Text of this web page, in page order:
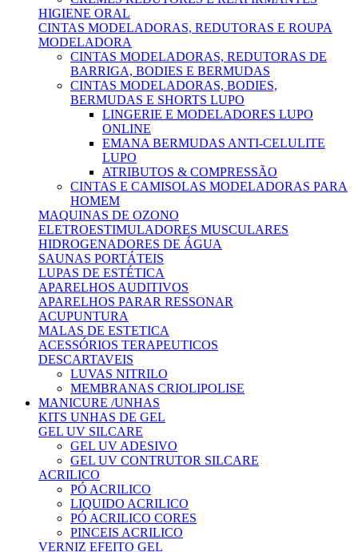
HIGIENE ORAL
CINTAS MODELADORAS, REDUTORAS E ROUPA
MODELADORA
CINTAS MODELADORAS, REDUTORAS DE
BARRIGA, BODIES E BERMUDAS
CINTAS MODELADORAS, BODIES,
BERMUDAS E SHORTS LUPO
LINGERIE E MODELADORES LUPO
ONLINE
EMANA BERMUDAS ANTI-CELULITE
LUPO
ATRIBUTOS & COMPRESSÃO
CINTAS E CAMISOLAS MODELADORAS PARA
HOMEM
MAQUINAS DE OZONO
ELETROESTIMULADORES MUSCULARES
HIDROGENADORES DE ÁGUA
SAUNAS PORTÁTEIS
LUPAS DE ESTÉTICA
APARELHOS AUDITIVOS
APARELHOS PARAR RESSONAR
ACUPUNTURA
MALAS DE ESTETICA
ACESSÓRIOS TERAPEUTICOS
DESCARTAVEIS
LUVAS NITRILO
MEMBRANAS CRIOLIPOLISE
MANICURE /UNHAS
KITS UNHAS DE GEL
GEL UV SILCARE
GEL UV ADESIVO
GEL UV CONTRUTOR SILCARE
ACRILICO
PÓ ACRILICO
LIQUIDO ACRILICO
PÓ ACRILICO CORES
PINCEIS ACRILICO
VERNIZ EFEITO GEL